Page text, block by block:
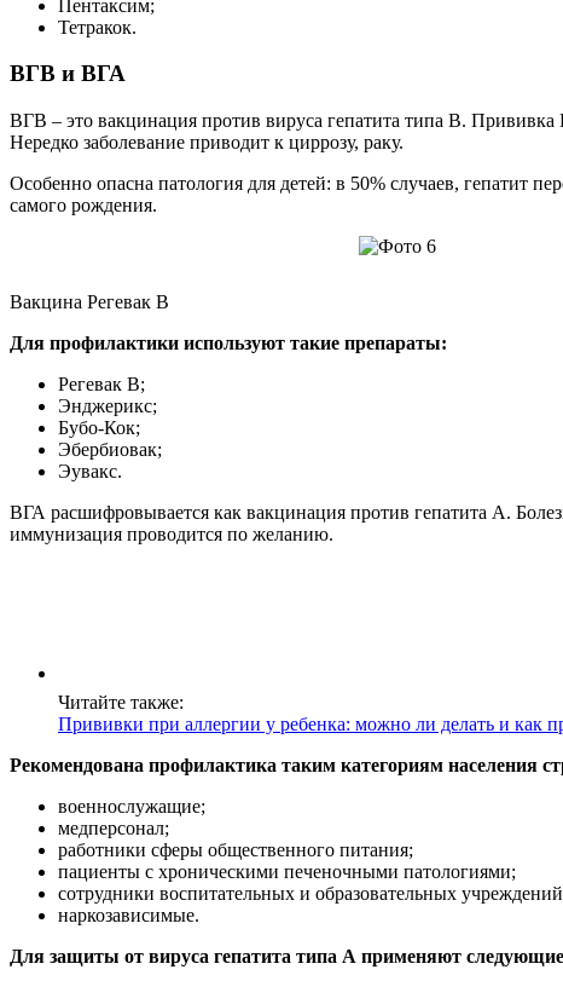
Пентаксим;
Тетракок.
ВГВ и ВГА
ВГВ – это вакцинация против вируса гепатита типа В. Прививка
Нередко заболевание приводит к циррозу, раку.
Особенно опасна патология для детей: в 50% случаев, гепатит
самого рождения.
Вакцина Регевак В
Для профилактики используют такие препараты:
Регевак В;
Энджерикс;
Бубо-Кок;
Эбербиовак;
Эувакс.
ВГА расшифровывается как вакцинация против гепатита А.
иммунизация проводится по желанию.
Читайте также:
Прививки при аллергии у ребенка: можно ли делать и как
Рекомендована профилактика таким категориям населения
военнослужащие;
медперсонал;
работники сферы общественного питания;
пациенты с хроническими печеночными патологиями;
сотрудники воспитательных и образовательных
наркозависимые.
Для защиты от вируса гепатита типа А применяют